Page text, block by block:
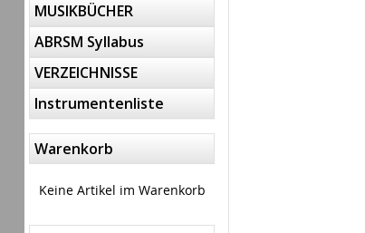
MUSIKBÜCHER
ABRSM Syllabus
VERZEICHNISSE
Instrumentenliste
Warenkorb
Keine Artikel im Warenkorb